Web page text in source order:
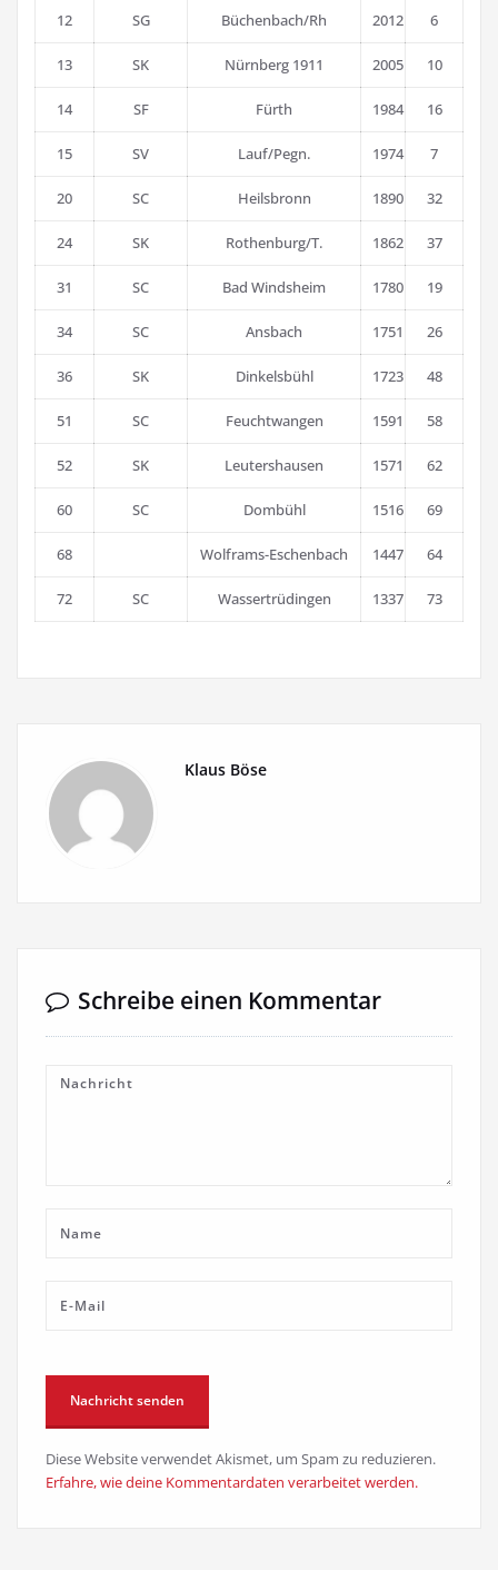
12 SG Büchenbach/Rh 2012 6
13 SK Nürnberg 1911 2005 10
14 SF Fürth 1984 16
15 SV Lauf/Pegn. 1974 7
20 SC Heilsbronn 1890 32
24 SK Rothenburg/T. 1862 37
31 SC Bad Windsheim 1780 19
34 SC Ansbach 1751 26
36 SK Dinkelsbühl 1723 48
51 SC Feuchtwangen 1591 58
52 SK Leutershausen 1571 62
60 SC Dombühl 1516 69
68 Wolframs-Eschenbach 1447 64
72 SC Wassertrüdingen 1337 73
Klaus Böse
Schreibe einen Kommentar
Diese Website verwendet Akismet, um Spam zu reduzieren.
Erfahre, wie deine Kommentardaten verarbeitet werden.